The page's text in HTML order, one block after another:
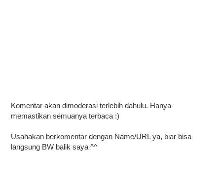
Komentar akan dimoderasi terlebih dahulu. Hanya
memastikan semuanya terbaca :)
Usahakan berkomentar dengan Name/URL ya, biar bisa
langsung BW balik saya ^^